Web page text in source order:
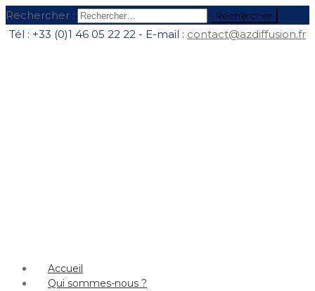
Rechercher :
Tél : +33 (0)1 46 05 22 22 - E-mail : contact@azdiffusion.fr
Accueil
Qui sommes-nous ?